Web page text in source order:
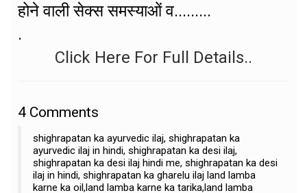
होने वाली सेक्स समस्याओं व.........
.
Click Here For Full Details..
4 Comments
shighrapatan ka ayurvedic ilaj, shighrapatan ka
ayurvedic ilaj in hindi, shighrapatan ka desi ilaj,
shighrapatan ka desi ilaj hindi me, shighrapatan ka desi
ilaj in hindi, shighrapatan ka gharelu ilaj land lamba
karne ka oil,land lamba karne ka tarika,land lamba